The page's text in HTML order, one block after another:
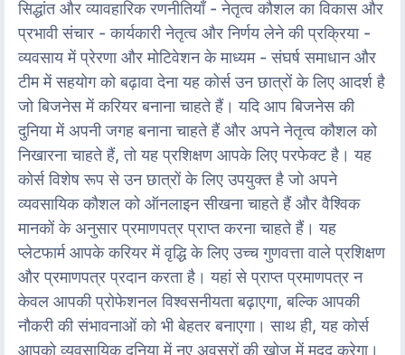
सिद्धांत और व्यावहारिक रणनीतियाँ - नेतृत्व कौशल का विकास और
प्रभावी संचार - कार्यकारी नेतृत्व और निर्णय लेने की प्रक्रिया -
व्यवसाय में प्रेरणा और मोटिवेशन के माध्यम - संघर्ष समाधान और
टीम में सहयोग को बढ़ावा देना यह कोर्स उन छात्रों के लिए आदर्श है
जो बिजनेस में करियर बनाना चाहते हैं। यदि आप बिजनेस की
दुनिया में अपनी जगह बनाना चाहते हैं और अपने नेतृत्व कौशल को
निखारना चाहते हैं, तो यह प्रशिक्षण आपके लिए परफेक्ट है। यह
कोर्स विशेष रूप से उन छात्रों के लिए उपयुक्त है जो अपने
व्यवसायिक कौशल को ऑनलाइन सीखना चाहते हैं और वैश्विक
मानकों के अनुसार प्रमाणपत्र प्राप्त करना चाहते हैं। यह
प्लेटफार्म आपके करियर में वृद्धि के लिए उच्च गुणवत्ता वाले प्रशिक्षण
और प्रमाणपत्र प्रदान करता है। यहां से प्राप्त प्रमाणपत्र न
केवल आपकी प्रोफेशनल विश्वसनीयता बढ़ाएगा, बल्कि आपकी
नौकरी की संभावनाओं को भी बेहतर बनाएगा। साथ ही, यह कोर्स
आपको व्यवसायिक दुनिया में नए अवसरों की खोज में मदद करेगा।